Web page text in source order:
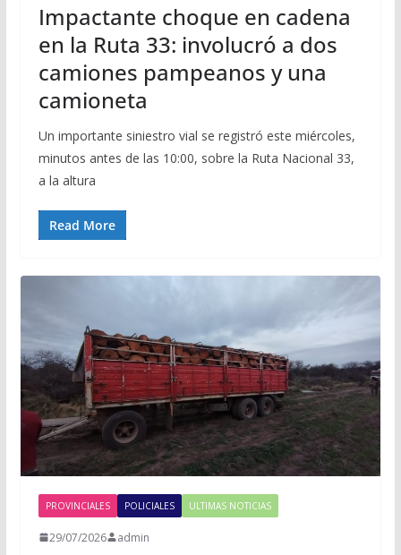
Impactante choque en cadena
en la Ruta 33: involucró a dos
camiones pampeanos y una
camioneta
Un importante siniestro vial se registró este miércoles,
minutos antes de las 10:00, sobre la Ruta Nacional 33,
a la altura
Read More
PROVINCIALES POLICIALES ULTIMAS NOTICIAS
29/07/2026 admin